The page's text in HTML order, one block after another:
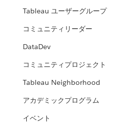
Tableau ユーザーグループ
コミュニティリーダー
DataDev
コミュニティプロジェクト
Tableau Neighborhood
アカデミックプログラム
イベント